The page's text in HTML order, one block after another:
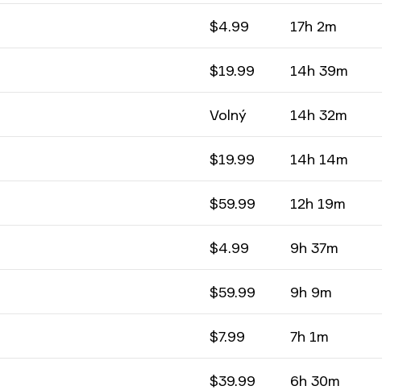
$4.99 17h 2m
$19.99 14h 39m
Volný 14h 32m
$19.99 14h 14m
$59.99 12h 19m
$4.99 9h 37m
$59.99 9h 9m
$7.99 7h 1m
$39.99 6h 30m